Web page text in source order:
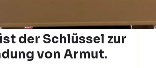
der Schlüssel zur
von Armut.